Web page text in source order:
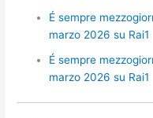
É sempre
marzo 2026 su Rai1
É sempre
marzo 2026 su Rai1